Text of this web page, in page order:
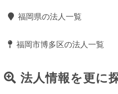
福岡県の法人一覧
福岡市博多区の法人一覧
法人情報を更に